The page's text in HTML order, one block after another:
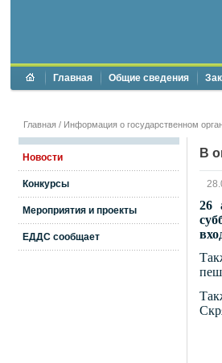
Главная Общие сведения
Главная / Информация о государственном
Новости
Конкурсы
Мероприятия и проекты
ЕДДС сообщает
В
26